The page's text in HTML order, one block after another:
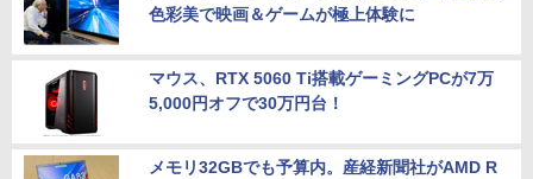
色彩美で映画＆ゲームが極上体験に
マウス、RTX 5060 Ti搭載ゲーミングPCが7万
5,000円オフで30万円台！
メモリ32GBでも予算内。産経新聞社がAMD R